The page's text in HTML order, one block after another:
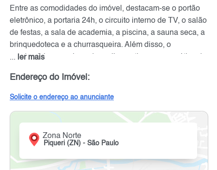
Entre as comodidades do imóvel, destacam-se o portão
eletrônico, a portaria 24h, o circuito interno de TV, o salão
de festas, a sala de academia, a piscina, a sauna seca, a
brinquedoteca e a churrasqueira. Além disso, o
condomínio possui quadra poliesportiva para a prática de
... ler mais
Endereço do Imóvel:
Solicite o endereço ao anunciante
Zona Norte
Piqueri (ZN) - São Paulo